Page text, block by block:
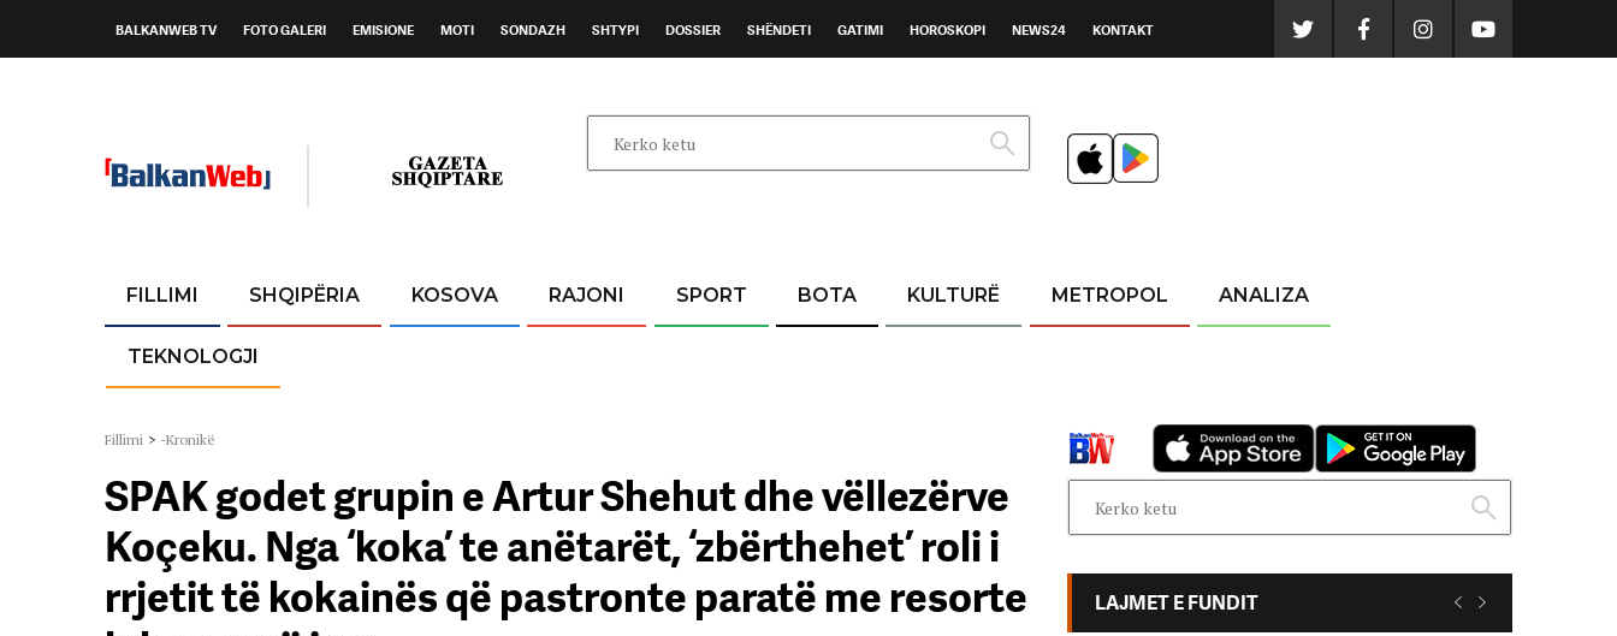
BALKANWEB TV FOTO GALERI EMISIONE MOTI SONDAZH SHTYPI DOSSIER SHËNDETI GATIMI HOROSKOPI NEWS24 KONTAKT
FILLIMI SHQIPËRIA KOSOVA RAJONI SPORT BOTA KULTURË METROPOL ANALIZA
TEKNOLOGJI
Fillimi > -Kronikë
SPAK godet grupin e Artur Shehut dhe vëllezërve
Koçeku. Nga ‘koka’ te anëtarët, ‘zbërthehet’ roli i
rrjetit të kokainës që pastronte paratë me resorte
LAJMET E FUNDIT